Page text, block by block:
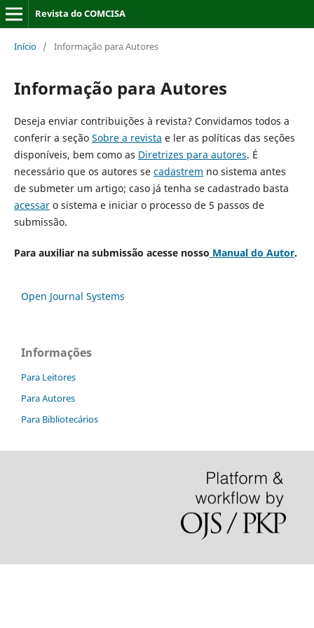
Revista do COMCISA
Início / Informação para Autores
Informação para Autores
Deseja enviar contribuições à revista? Convidamos todos a
conferir a seção Sobre a revista e ler as políticas das seções
disponíveis, bem como as Diretrizes para autores. É
necessário que os autores se cadastrem no sistema antes
de submeter um artigo; caso já tenha se cadastrado basta
acessaro sistema e iniciar o processo de 5 passos de
submissão.
Para auxiliar na submissão acesse nosso Manual do Autor.
Open Journal Systems
Informações
Para Leitores
Para Autores
Para Bibliotecários